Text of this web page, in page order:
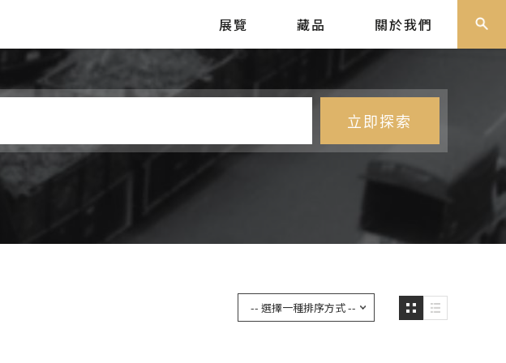
展覽 藏品 關於我們